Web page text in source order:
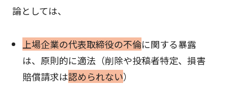
論としては、
上場企業の代表取締役の不倫に関する暴露
は、原則的に適法（削除や投稿者特定、損害
賠償請求は認められない）